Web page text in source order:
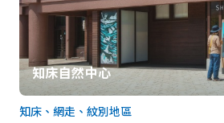
知床自然中心
知床、網走、紋別地區